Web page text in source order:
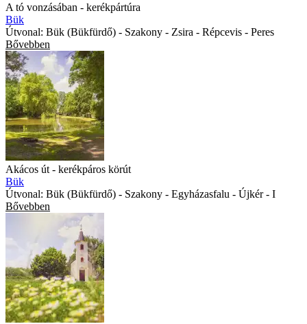
A tó vonzásában - kerékpártúra
Bük
Útvonal: Bük (Bükfürdő) - Szakony - Zsira - Répcevis - Peres
Bővebben
Akácos út - kerékpáros körút
Bük
Útvonal: Bük (Bükfürdő) - Szakony - Egyházasfalu - Újkér - I
Bővebben